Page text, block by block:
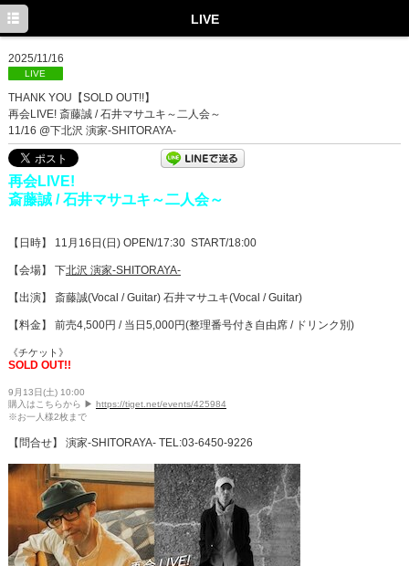
LIVE
2025/11/16
LIVE
THANK YOU【SOLD OUT!!】
再会LIVE! 斎藤誠 / 石井マサユキ～二人会～
11/16 @下北沢 演家-SHITORAYA-
再会LIVE!
斎藤誠 / 石井マサユキ～二人会～
【日時】 11月16日(日) OPEN/17:30 START/18:00
【会場】 下北沢 演家-SHITORAYA-
【出演】 斎藤誠(Vocal / Guitar) 石井マサユキ(Vocal / Guitar)
【料金】 前売4,500円 / 当日5,000円(整理番号付き自由席 / ドリンク別)
《チケット》
SOLD OUT!!
9月13日(土) 10:00
購入はこちらから ▶︎ https://tiget.net/events/425984
※お一人様2枚まで
【問合せ】 演家-SHITORAYA- TEL:03-6450-9226
INFORMATION
LIVE
PROFILE
DISCOGRAPHY
Twitter